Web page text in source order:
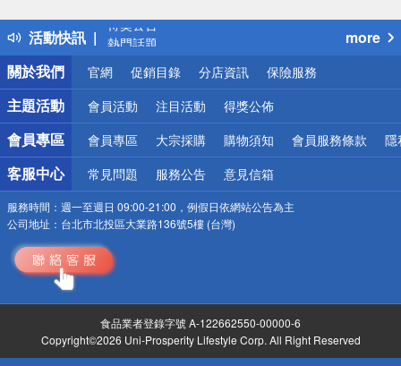
活動快訊
得獎公告
熱門話題
銀行優惠
偏遠地區配送
詐騙網頁！請小心！
more
關於我們
官網 促銷目錄 分店資訊 保險服務
主題活動 會員活動 注目活動 得獎公佈
會員專區 會員專區 大宗採購 購物須知 會員服務條款 隱
客服中心 常見問題 服務公告 意見信箱
服務時間： 週一至週日 09:00-21:00，例假日依網站公告為主
公司地址： 台北市北投區大業路136號5樓 (台灣)
食品業者登錄字號 A-122662550-00000-6
Copyright©2026 Uni-Prosperity Lifestyle Corp. All Right Reserved